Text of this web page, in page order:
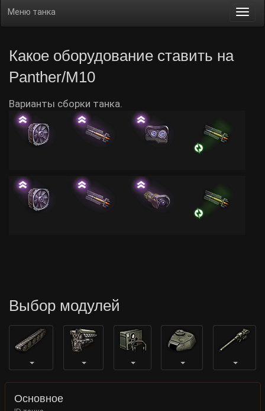
Меню танка
Какое оборудование ставить на
Panther/M10
Варианты сборки танка.
Выбор модулей
Основное